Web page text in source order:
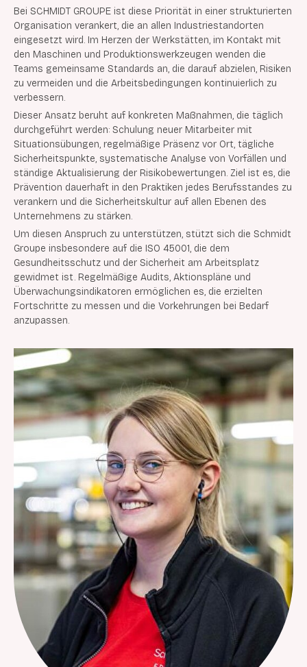
Bei SCHMIDT GROUPE ist diese Priorität in einer strukturierten
Organisation verankert, die an allen Industriestandorten
eingesetzt wird. Im Herzen der Werkstätten, im Kontakt mit
den Maschinen und Produktionswerkzeugen wenden die
Teams gemeinsame Standards an, die darauf abzielen, Risiken
zu vermeiden und die Arbeitsbedingungen kontinuierlich zu
verbessern.
Dieser Ansatz beruht auf konkreten Maßnahmen, die täglich
durchgeführt werden: Schulung neuer Mitarbeiter mit
Situationsübungen, regelmäßige Präsenz vor Ort, tägliche
Sicherheitspunkte, systematische Analyse von Vorfällen und
ständige Aktualisierung der Risikobewertungen. Ziel ist es, die
Prävention dauerhaft in den Praktiken jedes Berufsstandes zu
verankern und die Sicherheitskultur auf allen Ebenen des
Unternehmens zu stärken.
Um diesen Anspruch zu unterstützen, stützt sich die Schmidt
Groupe insbesondere auf die ISO 45001, die dem
Gesundheitsschutz und der Sicherheit am Arbeitsplatz
gewidmet ist. Regelmäßige Audits, Aktionspläne und
Überwachungsindikatoren ermöglichen es, die erzielten
Fortschritte zu messen und die Vorkehrungen bei Bedarf
anzupassen.